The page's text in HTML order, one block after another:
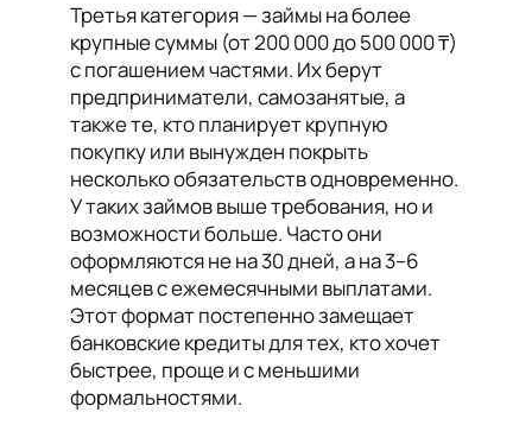
Третья категория — займы на более
крупные суммы (от 200 000 до 500 000 ₸)
с погашением частями. Их берут
предприниматели, самозанятые, а
также те, кто планирует крупную
покупку или вынужден покрыть
несколько обязательств одновременно.
У таких займов выше требования, но и
возможности больше. Часто они
оформляются не на 30 дней, а на 3–6
месяцев с ежемесячными выплатами.
Этот формат постепенно замещает
банковские кредиты для тех, кто хочет
быстрее, проще и с меньшими
формальностями.